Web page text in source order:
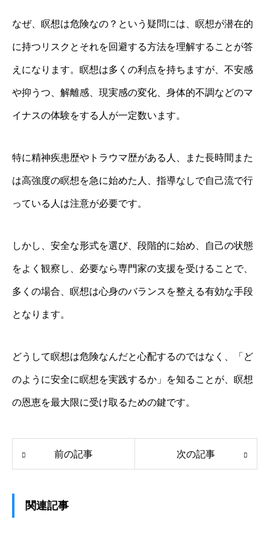
なぜ、瞑想は危険なの？という疑問には、瞑想が潜在的
に持つリスクとそれを回避する方法を理解することが答
えになります。瞑想は多くの利点を持ちますが、不安感
や抑うつ、解離感、現実感の変化、身体的不調などのマ
イナスの体験をする人が一定数います。
特に精神疾患歴やトラウマ歴がある人、また長時間また
は高強度の瞑想を急に始めた人、指導なしで自己流で行
っている人は注意が必要です。
しかし、安全な形式を選び、段階的に始め、自己の状態
をよく観察し、必要なら専門家の支援を受けることで、
多くの場合、瞑想は心身のバランスを整える有効な手段
となります。
どうして瞑想は危険なんだと心配するのではなく、「ど
のように安全に瞑想を実践するか」を知ることが、瞑想
の恩恵を最大限に受け取るための鍵です。
前の記事 次の記事
関連記事